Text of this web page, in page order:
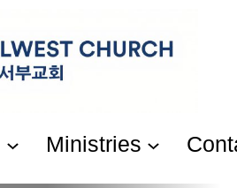
Ministries